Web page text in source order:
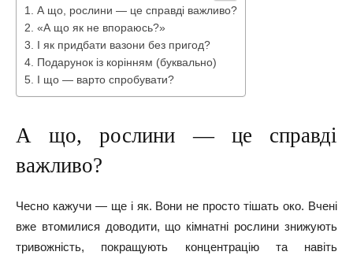
А що, рослини — це справді важливо?
«А що як не впораюсь?»
І як придбати вазони без пригод?
Подарунок із корінням (буквально)
І що — варто спробувати?
А що, рослини — це справді
важливо?
Чесно кажучи — ще і як. Вони не просто тішать око. Вчені
вже втомилися доводити, що кімнатні рослини знижують
тривожність, покращують концентрацію та навіть